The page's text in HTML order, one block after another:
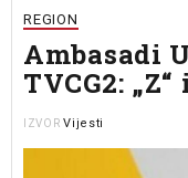
REGION
Ambasadi
TVCG2:
IZVOR Vijesti